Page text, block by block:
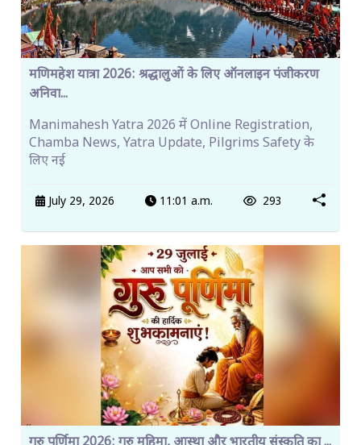
मणिमहेश यात्रा 2026: श्रद्धालुओं के लिए ऑनलाइन पंजीकरण
अनिवा...
Manimahesh Yatra 2026 में Online Registration,
Chamba News, Yatra Update, Pilgrims Safety के
लिए नई
July 29, 2026 11:01 a.m. 293